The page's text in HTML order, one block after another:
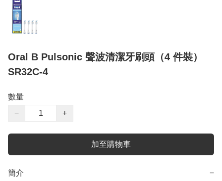
Oral B Pulsonic 聲波清潔牙刷頭（4 件裝）
SR32C-4
數量
−
+
加至購物車
簡介 −